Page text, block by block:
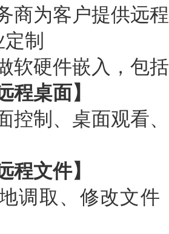
为客户提供远程
制
硬件嵌入，包括
桌面】
制、桌面观看、
文件】
取、修改文件